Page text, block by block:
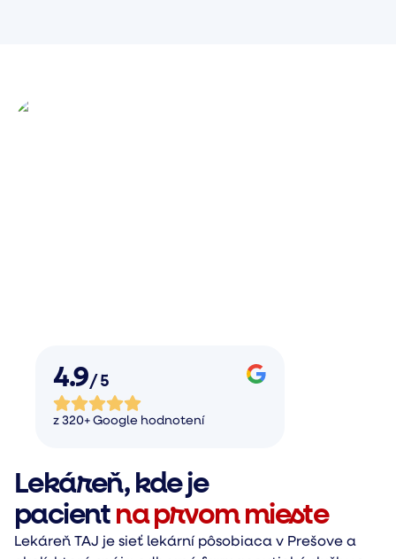
4.9/ 5
z 320+ Google hodnotení
Lekáreň, kde je
pacient na prvom mieste
Lekáreň TAJ je sieť lekární pôsobiaca v Prešove a